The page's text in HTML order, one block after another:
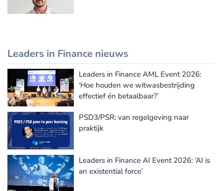
Leaders in Finance nieuws
Leaders in Finance nieuws
Leaders in Finance AML Event 2026:
‘Hoe houden we witwasbestrijding
effectief én betaalbaar?’
PSD3/PSR: van regelgeving naar
praktijk
Leaders in Finance AI Event 2026: ‘AI is
an existential force’